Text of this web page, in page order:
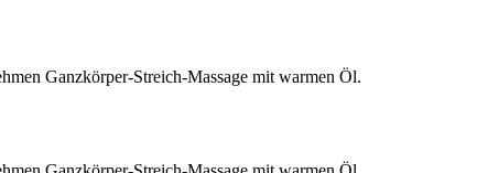
Ganzkörper-Streich-Massage mit warmen Öl.